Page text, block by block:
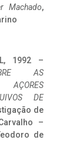
Machado,
1992 –
AS
AÇORES
DE
de
–
de